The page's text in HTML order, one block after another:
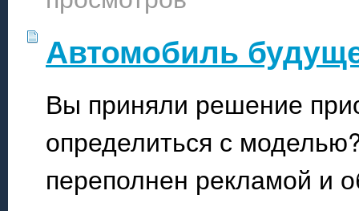
Автомобиль
Вы приняли решение
определиться с
переполнен рекламой и